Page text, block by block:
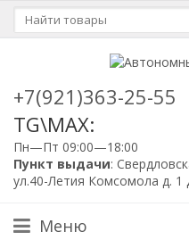
+7(921)363-25-55
TG\MAX:
Пн—Пт 09:00—18:00
Пункт выдачи:
ул.40-Летия Комсомола д. 1
Меню